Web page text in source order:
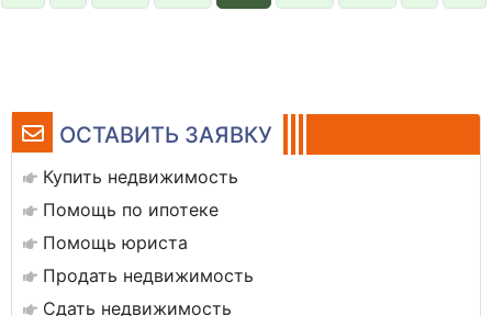
ОСТАВИТЬ ЗАЯВКУ
Купить недвижимость
Помощь по ипотеке
Помощь юриста
Продать недвижимость
Сдать недвижимость